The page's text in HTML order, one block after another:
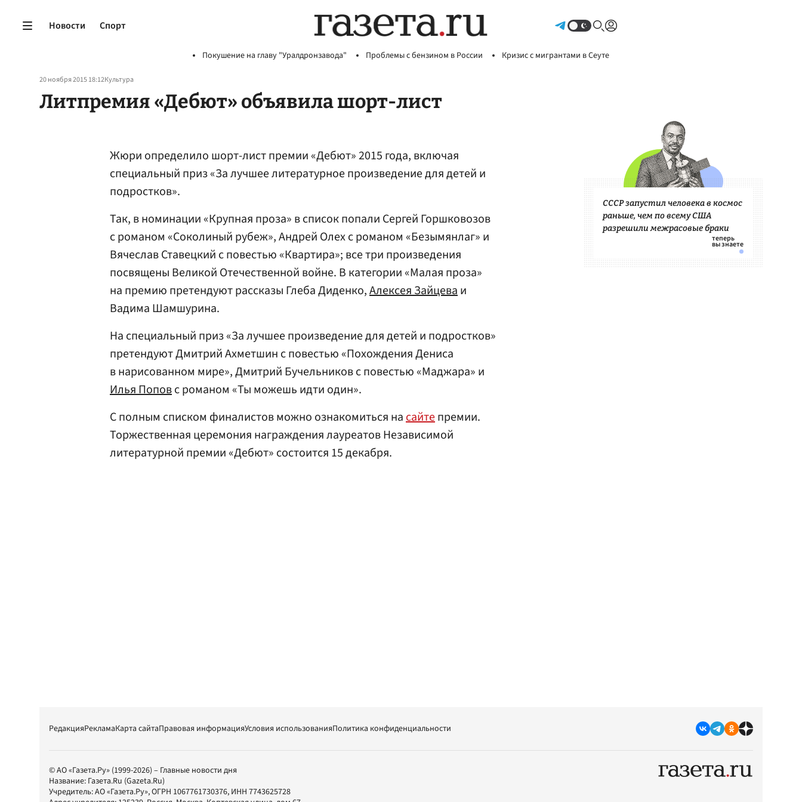
Новости Спорт
Покушение на главу "Уралдронзавода" Проблемы с бензином в России Кризис с мигрантами в Сеуте
20 ноября 2015 18:12Культура
Литпремия «Дебют» объявила шорт-лист
Жюри определило шорт-лист премии «Дебют» 2015 года, включая
специальный приз «За лучшее литературное произведение для детей и
подростков».
Так, в номинации «Крупная проза» в список попали Сергей Горшковозов
с романом «Соколиный рубеж», Андрей Олех с романом «Безымянлаг» и
Вячеслав Ставецкий с повестью «Квартира»; все три произведения
посвящены Великой Отечественной войне. В категории «Малая проза»
на премию претендуют рассказы Глеба Диденко,Алексея Зайцеваи
Вадима Шамшурина.
На специальный приз «За лучшее произведение для детей и подростков»
претендуют Дмитрий Ахметшин с повестью «Похождения Дениса
в нарисованном мире», Дмитрий Бучельников с повестью «Маджара» и
Илья Поповс романом «Ты можешь идти один».
С полным списком финалистов можно ознакомиться насайтепремии.
Торжественная церемония награждения лауреатов Независимой
литературной премии «Дебют» состоится 15 декабря.
СССР запустил человека в космос
раньше, чем по всему США
разрешили межрасовые браки
РедакцияРекламаКарта сайтаПравовая информацияУсловия использованияПолитика конфиденциальности
© АО «Газета.Ру» (1999-2026) – Главные новости дня
Название: Газета.Ru (Gazeta.Ru)
Учредитель:АО «Газета.Ру», ОГРН 1067761730376, ИНН 7743625728